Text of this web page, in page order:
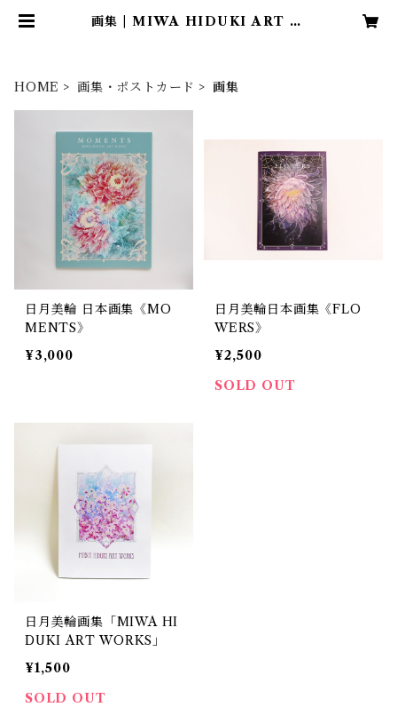
画集 | MIWA HIDUKI ART W
HOME 画集・ポストカード 画集
日月美輪 日本画集《MO
MENTS》
¥3,000
日月美輪日本画集《FLO
WERS》
¥2,500
SOLD OUT
日月美輪画集「MIWA HI
DUKI ART WORKS」
¥1,500
SOLD OUT